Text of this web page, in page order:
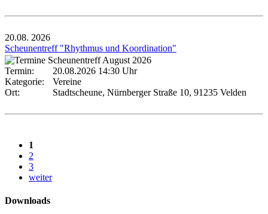
20.08. 2026
Scheunentreff "Rhythmus und Koordination"
Termin:
20.08.2026 14:30 Uhr
Kategorie:
Vereine
Ort:
Stadtscheune, Nürnberger Straße 10, 91235 Velden
1
2
3
weiter
Downloads